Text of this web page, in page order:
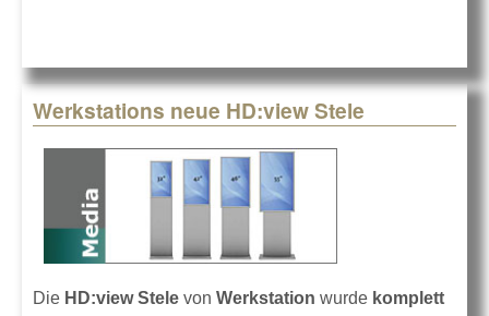
Werkstations neue HD:view Stele
Die HD:view Stele von Werkstation wurde komplett